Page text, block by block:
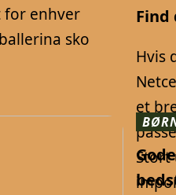
for enhver
sko
Hvis
et
Stort